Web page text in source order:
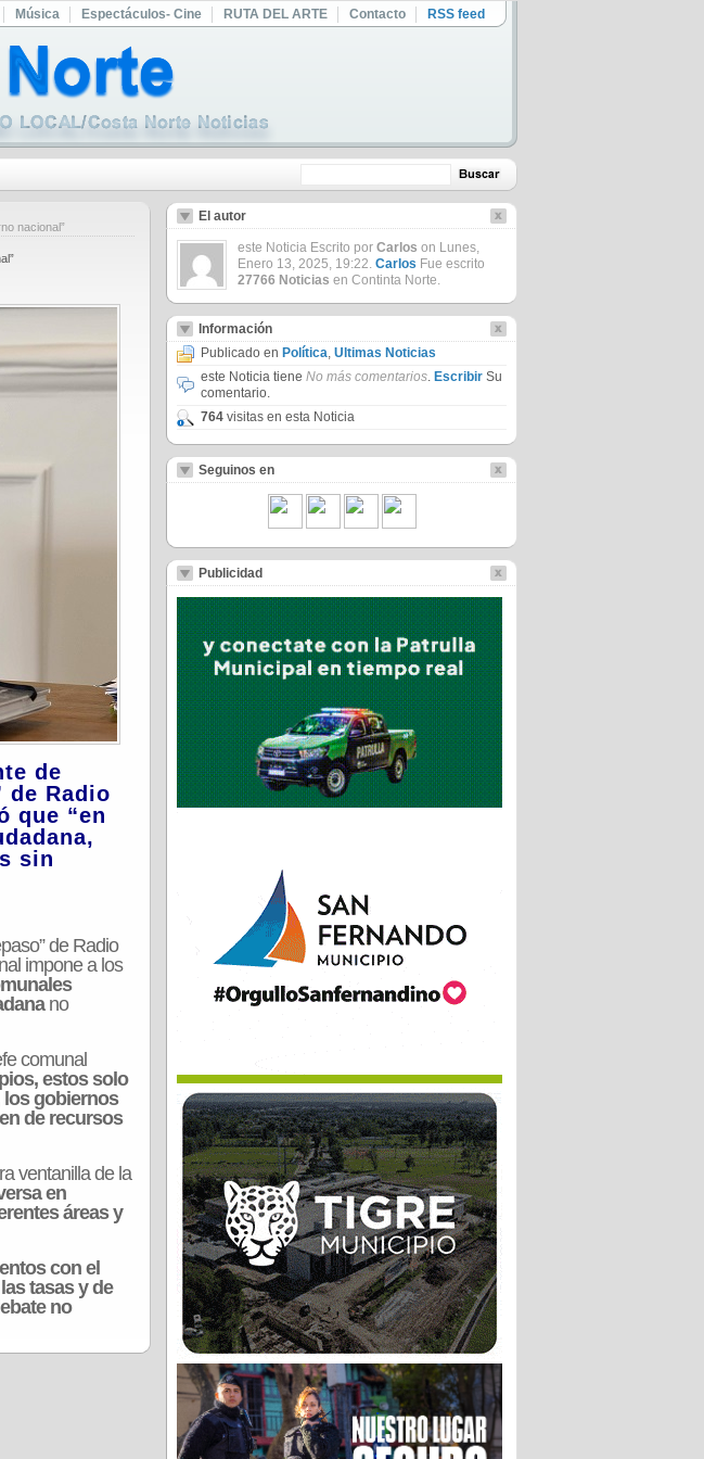
Música Espectáculos- Cine RUTA DEL ARTE Contacto RSS feed
nacional”
de
de Radio
que “en
sin
de Radio
impone a los
no
comunal
estos solo
los gobiernos
de recursos
ventanilla de la
en
áreas y
con el
tasas y de
no
El autor
este Noticia Escrito por Carlos on Lunes,
Enero 13, 2025, 19:22. Carlos Fue escrito
27766 Noticias en Continta Norte.
Información
Publicado en Política, Ultimas Noticias
este Noticia tiene No más comentarios. Escribir Su
comentario.
764 visitas en esta Noticia
Seguinos en
Publicidad